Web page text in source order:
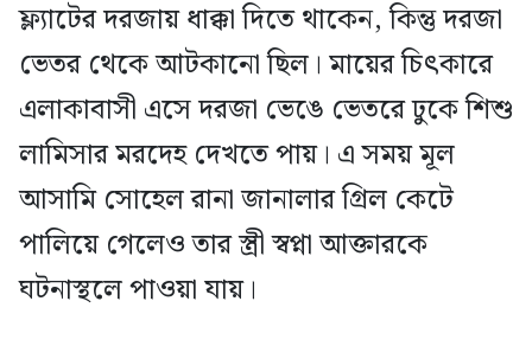
ফ্ল্যাটের দরজায় ধাক্কা দিতে থাকেন, কিন্তু দরজা
ভেতর থেকে আটকানো ছিল। মায়ের চিৎকারে
এলাকাবাসী এসে দরজা ভেঙে ভেতরে ঢুকে শিশু
লামিসার মরদেহ দেখতে পায়। এ সময় মূল
আসামি সোহেল রানা জানালার গ্রিল কেটে
পালিয়ে গেলেও তার স্ত্রী স্বপ্না আক্তারকে
ঘটনাস্থলে পাওয়া যায়।